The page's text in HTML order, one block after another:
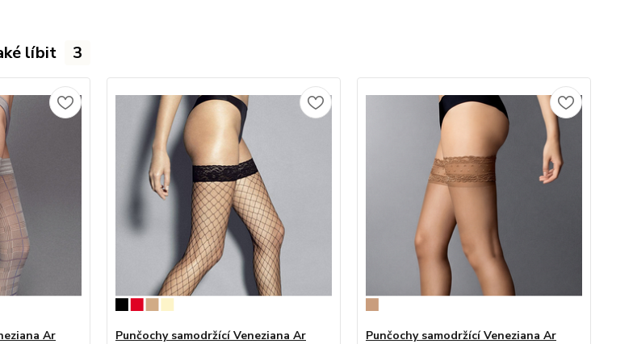
líbit 3
Ar
Punčochy samodržící Veneziana Ar
Punčochy samodržící Veneziana Ar